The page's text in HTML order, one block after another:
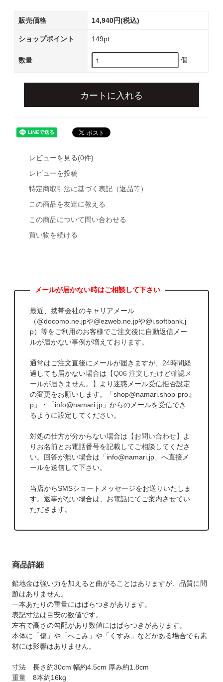
販売価格 14,940円(税込)
ショップポイント 149pt
数量 個
カートに入れる
レビューを見る(0件)
レビューを投稿
特定商取引法に基づく表記（返品等）
この商品を友達に教える
この商品について問い合わせる
買い物を続ける
最近、携帯会社のキャリアメール
（@docomo.ne.jpや@ezweb.ne.jpや@i.softbank.j
p）等をご利用のお客様でご注文後に自動返信メー
ルが届かない事例が増えております。
通常はご注文直後にメールが届きますが、24時間経
過しても届かない場合は 【Q06 注文したけど確認メ
ールが届きません。】
より迷惑メール受信拒否設定
の変更をお願いします。「shop@namari.shop-pro.j
p」・「info@namari.jp」からのメールを受信でき
るように設定してください。
対処の仕方が分からない場合は 【お問い合わせ】
よ
りお名前とお電話番号を記載してご相談してくださ
い。回答が無い場合は「info@namari.jp」へ直接メ
ールを送信して下さい。
当店からSMSショートメッセージをお送りいたしま
す。返事がない場合は、お電話にてご案内させてい
ただきます。
商品詳細
鉛地金は強い力を加えると曲がることはありますが、品質に問
題はありません。
一本あたりの重量にはばらつきがあります。
表記寸法は目安の数値です。
左右で高さの勾配があり数値にはばらつきがあります。
本体に「傷」や「へこみ」や「くすみ」などがある場合でも素
材には影響はありません。
寸法 長さ約30cm 幅約4.5cm 厚み約1.8cm
重量 8本約16kg